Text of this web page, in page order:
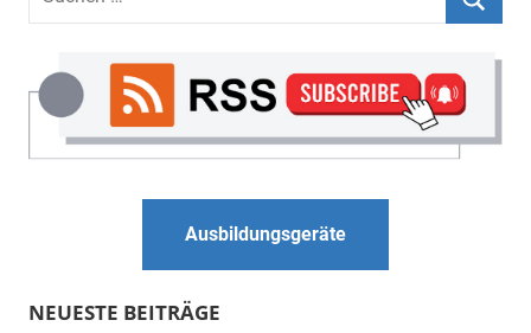
nach:
Ausbildungsgeräte
NEUESTE BEITRÄGE